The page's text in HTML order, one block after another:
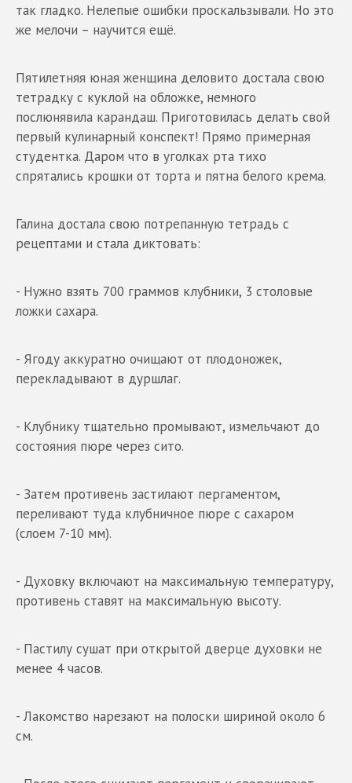
так гладко. Нелепые ошибки проскальзывали. Но это
же мелочи – научится ещё.
Пятилетняя юная женщина деловито достала свою
тетрадку с куклой на обложке, немного
послюнявила карандаш. Приготовилась делать свой
первый кулинарный конспект! Прямо примерная
студентка. Даром что в уголках рта тихо
спрятались крошки от торта и пятна белого крема.
Галина достала свою потрепанную тетрадь с
рецептами и стала диктовать:
- Нужно взять 700 граммов клубники, 3 столовые
ложки сахара.
- Ягоду аккуратно очищают от плодоножек,
перекладывают в дуршлаг.
- Клубнику тщательно промывают, измельчают до
состояния пюре через сито.
- Затем противень застилают пергаментом,
переливают туда клубничное пюре с сахаром
(слоем 7-10 мм).
- Духовку включают на максимальную температуру,
противень ставят на максимальную высоту.
- Пастилу сушат при открытой дверце духовки не
менее 4 часов.
- Лакомство нарезают на полоски шириной около 6
см.